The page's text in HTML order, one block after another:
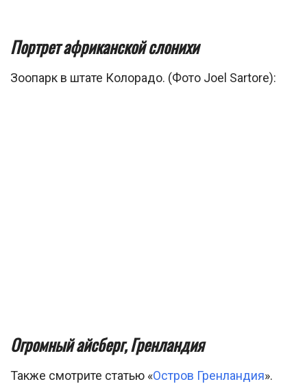
Портрет африканской слонихи
Зоопарк в штате Колорадо. (Фото Joel Sartore):
Огромный айсберг, Гренландия
Также смотрите статью «Остров Гренландия».